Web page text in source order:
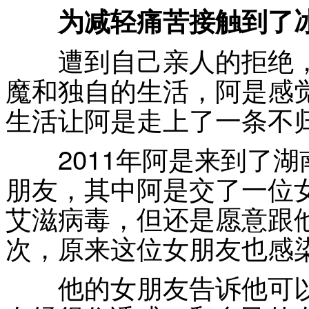
为减轻痛苦接触到了
遭到自己亲人的拒绝
魔和独自的生活，阿是
生活让阿是走上了一条不
2011年阿是来到了湖
朋友，其中阿是交了一
艾滋病毒，但还是愿意跟
次，原来这位女朋友也感
他的女朋友告诉他可